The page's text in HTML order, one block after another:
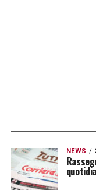
NEWS